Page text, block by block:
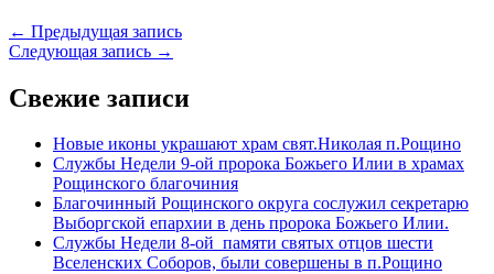
← Предыдущая запись
Следующая запись →
Свежие записи
Новые иконы украшают храм свят.Николая п.Рощино
Службы Недели 9-ой пророка Божьего Илии в храмах
Рощинского благочиния
Благочинный Рощинского округа сослужил секретарю
Выборгской епархии в день пророка Божьего Илии.
Службы Недели 8-ой памяти святых отцов шести
Вселенских Соборов, были совершены в п.Рощино